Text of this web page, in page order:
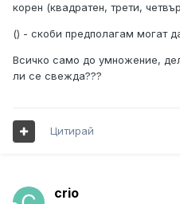
корен (квадратен, трети,
() - скоби предполагам могат
Всичко само до умножение,
ли се свежда???
Цитирай
crio